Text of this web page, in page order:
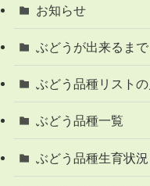
お知らせ
ぶどうが出来るまで
ぶどう品種リスト
ぶどう品種一覧
ぶどう品種生育状況